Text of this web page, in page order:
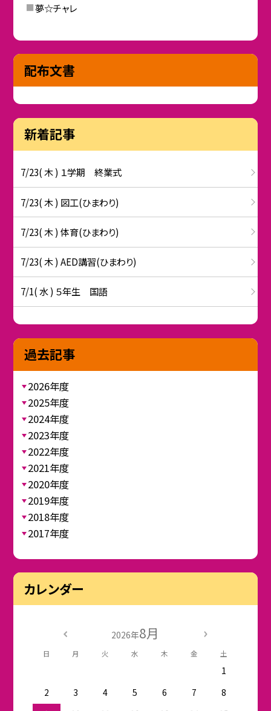
夢☆チャレ
配布文書
新着記事
7/23( 木 ) １学期 終業式
7/23( 木 ) 図工(ひまわり)
7/23( 木 ) 体育(ひまわり)
7/23( 木 ) AED講習(ひまわり)
7/1( 水 ) ５年生 国語
過去記事
2026年度
2025年度
2024年度
2023年度
2022年度
2021年度
2020年度
2019年度
2018年度
2017年度
カレンダー
2026年8月
日 月 火 水 木 金 土
1
2
3 4 5 6 7
8